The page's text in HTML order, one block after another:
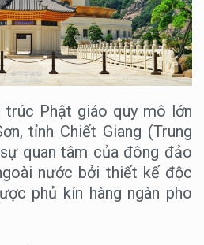
Phật giáo quy mô lớn
tỉnh Chiết Giang (Trung
quan tâm của đông đảo
nước bởi thiết kế độc
phủ kín hàng ngàn pho